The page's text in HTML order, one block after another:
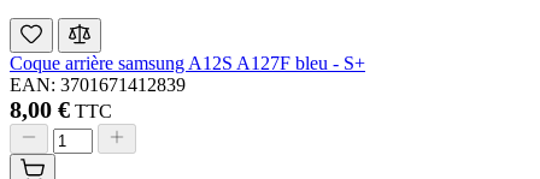
Coque arrière samsung A12S A127F bleu - S+
EAN: 3701671412839
8,00 € TTC